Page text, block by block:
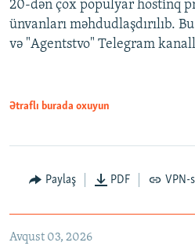
20-dən çox populyar hostinq
ünvanları məhdudlaşdırılıb.
və "Agentstvo" Telegram
Ətraflı burada oxuyun
Paylaş PDF VPN-
Avqust 03, 2026